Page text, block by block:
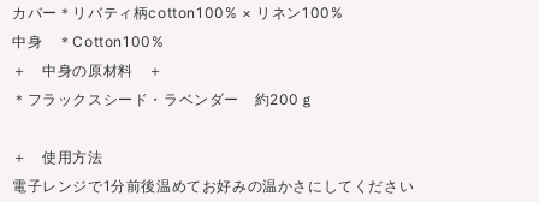
カバー＊リバティ柄cotton100% × リネン100%
中身 ＊Cotton100%
＋ 中身の原材料 ＋
＊フラックスシード・ラベンダー 約200ｇ
＋ 使用方法
電子レンジで1分前後温めてお好みの温かさにしてください